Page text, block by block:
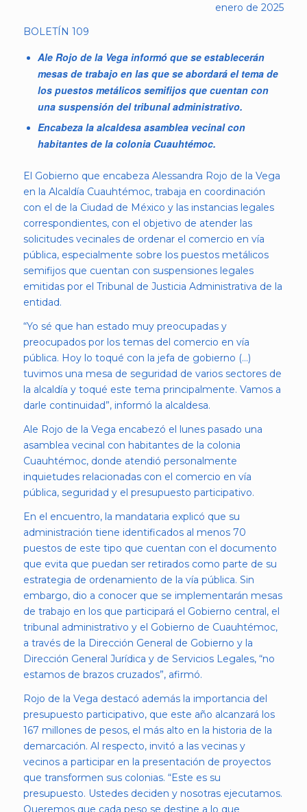
enero de 2025
BOLETÍN 109
Ale Rojo de la Vega informó que se establecerán
mesas de trabajo en las que se abordará el tema de
los puestos metálicos semifijos que cuentan con
una suspensión del tribunal administrativo.
Encabeza la alcaldesa asamblea vecinal con
habitantes de la colonia Cuauhtémoc.
El Gobierno que encabeza Alessandra Rojo de la Vega
en la Alcaldía Cuauhtémoc, trabaja en coordinación
con el de la Ciudad de México y las instancias legales
correspondientes, con el objetivo de atender las
solicitudes vecinales de ordenar el comercio en vía
pública, especialmente sobre los puestos metálicos
semifijos que cuentan con suspensiones legales
emitidas por el Tribunal de Justicia Administrativa de la
entidad.
“Yo sé que han estado muy preocupadas y
preocupados por los temas del comercio en vía
pública. Hoy lo toqué con la jefa de gobierno (…)
tuvimos una mesa de seguridad de varios sectores de
la alcaldía y toqué este tema principalmente. Vamos a
darle continuidad”, informó la alcaldesa.
Ale Rojo de la Vega encabezó el lunes pasado una
asamblea vecinal con habitantes de la colonia
Cuauhtémoc, donde atendió personalmente
inquietudes relacionadas con el comercio en vía
pública, seguridad y el presupuesto participativo.
En el encuentro, la mandataria explicó que su
administración tiene identificados al menos 70
puestos de este tipo que cuentan con el documento
que evita que puedan ser retirados como parte de su
estrategia de ordenamiento de la vía pública. Sin
embargo, dio a conocer que se implementarán mesas
de trabajo en los que participará el Gobierno central, el
tribunal administrativo y el Gobierno de Cuauhtémoc,
a través de la Dirección General de Gobierno y la
Dirección General Jurídica y de Servicios Legales, “no
estamos de brazos cruzados”, afirmó.
Rojo de la Vega destacó además la importancia del
presupuesto participativo, que este año alcanzará los
167 millones de pesos, el más alto en la historia de la
demarcación. Al respecto, invitó a las vecinas y
vecinos a participar en la presentación de proyectos
que transformen sus colonias. “Este es su
presupuesto. Ustedes deciden y nosotras ejecutamos.
Queremos que cada peso se destine a lo que